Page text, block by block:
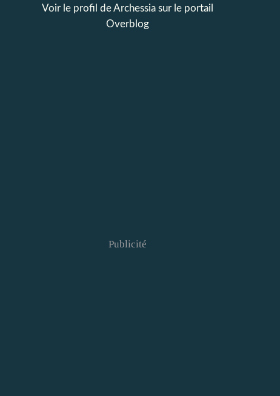
Voir le profil deArchessiasur le portail
Overblog
Publicité